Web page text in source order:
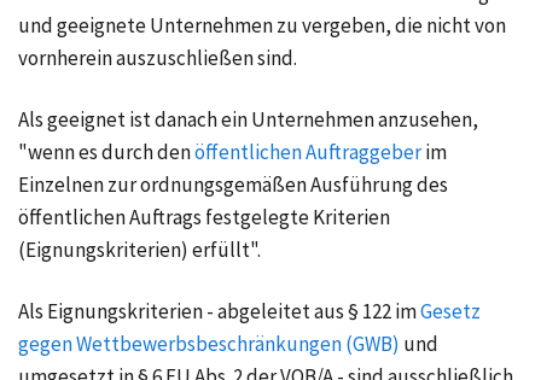
und geeignete Unternehmen zu vergeben, die nicht von
vornherein auszuschließen sind.
Als geeignet ist danach ein Unternehmen anzusehen,
"wenn es durch denöffentlichen Auftraggeberim
Einzelnen zur ordnungsgemäßen Ausführung des
öffentlichen Auftrags festgelegte Kriterien
(Eignungskriterien) erfüllt".
Als Eignungskriterien - abgeleitet aus § 122 imGesetz
gegen Wettbewerbsbeschränkungen (GWB) und